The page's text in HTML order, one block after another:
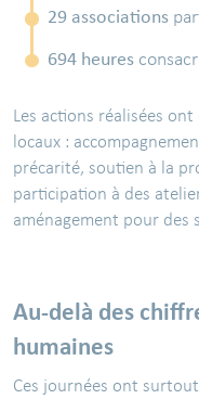
29 associations
694 heures
Les actions réalisées
locaux :
précarité, soutien à la
participation à des
aménagement pour des
Au-delà des
humaines
Ces journées ont